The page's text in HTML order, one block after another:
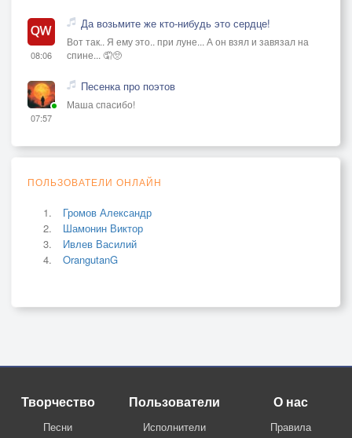
08:06
Да возьмите же кто-нибудь это сердце!
Вот так.. Я ему это.. при луне... А он взял и завязал на
спине... 🤦🥺
07:57
Песенка про поэтов
Маша спасибо!
ПОЛЬЗОВАТЕЛИ ОНЛАЙН
Громов Александр
Шамонин Виктор
Ивлев Василий
OrangutanG
Творчество
Песни
Пользователи
Исполнители
О нас
Правила